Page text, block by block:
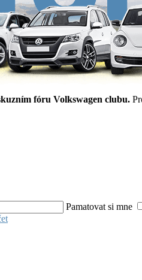
fóru Volkswagen clubu.
Pamatovat si mne